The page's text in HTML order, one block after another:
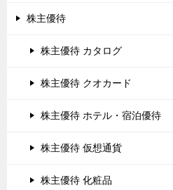
株主優待
株主優待 カタログ
株主優待 クオカード
株主優待 ホテル・宿泊優待
株主優待 仮想通貨
株主優待 化粧品